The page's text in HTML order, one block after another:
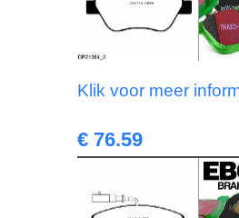
Klik voor meer
€ 76.59